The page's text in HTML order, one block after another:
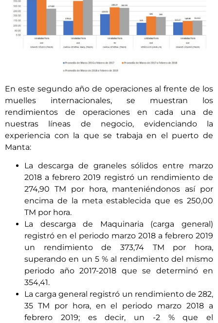
En este segundo año de operaciones al frente de los
muelles internacionales, se muestran los
rendimientos de operaciones en cada una de
nuestras líneas de negocio, evidenciando la
experiencia con la que se trabaja en el puerto de
Manta:
La descarga de graneles sólidos entre marzo
2018 a febrero 2019 registró un rendimiento de
274,90 TM por hora, manteniéndonos así por
encima de la meta establecida que es 250,00
TM por hora.
La descarga de Maquinaria (carga general)
registró en el periodo marzo 2018 a febrero 2019
un rendimiento de 373,74 TM por hora,
superando en un 5 % al rendimiento del mismo
periodo año 2017-2018 que se determinó en
354,41.
La carga general registró un rendimiento de 282,
35 TM por hora, en el periodo marzo 2018 a
febrero 2019; es decir, un -2 % que el